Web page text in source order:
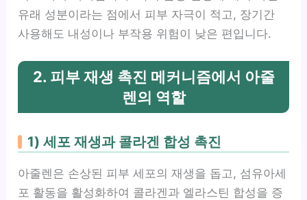
유래 성분이라는 점에서 피부 자극이 적고, 장기간
사용해도 내성이나 부작용 위험이 낮은 편입니다.
2. 피부 재생 촉진 메커니즘에서 아줄
렌의 역할
1) 세포 재생과 콜라겐 합성 촉진
아줄렌은 손상된 피부 세포의 재생을 돕고, 섬유아세
포 활동을 활성화하여 콜라겐과 엘라스틴 합성을 증